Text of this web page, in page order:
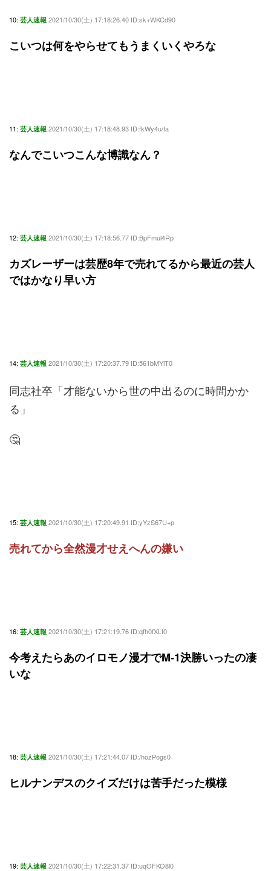
10: 芸人速報 2021/10/30(土) 17:18:26.40 ID:sk+WKCd90
こいつは何をやらせてもうまくいくやろな
11: 芸人速報 2021/10/30(土) 17:18:48.93 ID:fkWy4u/fa
なんでこいつこんな博識なん？
12: 芸人速報 2021/10/30(土) 17:18:56.77 ID:BpFmul4Rp
カズレーザーは芸歴8年で売れてるから最近の芸人
ではかなり早い方
14: 芸人速報 2021/10/30(土) 17:20:37.79 ID:561bMYiT0
同志社卒「才能ないから世の中出るのに時間かか
る」
🤔
15: 芸人速報 2021/10/30(土) 17:20:49.91 ID:yYzS67U+p
売れてから全然漫才せえへんの嫌い
16: 芸人速報 2021/10/30(土) 17:21:19.76 ID:qfh0fXLt0
今考えたらあのイロモノ漫才でM-1決勝いったの凄
いな
18: 芸人速報 2021/10/30(土) 17:21:44.07 ID:/hozPogs0
ヒルナンデスのクイズだけは苦手だった模様
19: 芸人速報 2021/10/30(土) 17:22:31.37 ID:uqOFKO8l0